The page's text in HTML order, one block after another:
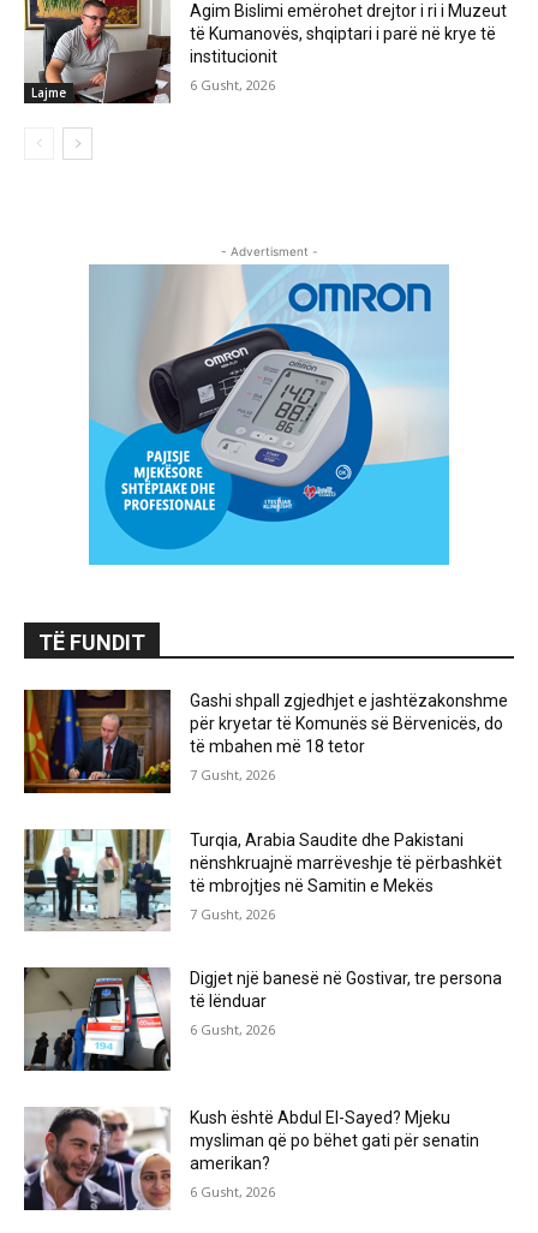
Lajme
Agim Bislimi emërohet drejtor i ri i Muzeut
të Kumanovës, shqiptari i parë në krye të
institucionit
6 Gusht, 2026
- Advertisment -
TË FUNDIT
Gashi shpall zgjedhjet e jashtëzakonshme
për kryetar të Komunës së Bërvenicës, do
të mbahen më 18 tetor
7 Gusht, 2026
Turqia, Arabia Saudite dhe Pakistani
nënshkruajnë marrëveshje të përbashkët
të mbrojtjes në Samitin e Mekës
7 Gusht, 2026
Digjet një banesë në Gostivar, tre persona
të lënduar
6 Gusht, 2026
Kush është Abdul El-Sayed? Mjeku
mysliman që po bëhet gati për senatin
amerikan?
6 Gusht, 2026